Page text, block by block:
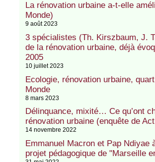
La rénovation urbaine a-t-elle
Monde)
9 août 2023
3 spécialistes (Th. Kirszbaum, J.
de la rénovation urbaine, déjà
2005
10 juillet 2023
Ecologie, rénovation urbaine,
Monde
8 mars 2023
Délinquance, mixité… Ce qu’ont
rénovation urbaine (enquête de
14 novembre 2022
Emmanuel Macron et Pap Ndiyae
projet pédagogique de "Marseille